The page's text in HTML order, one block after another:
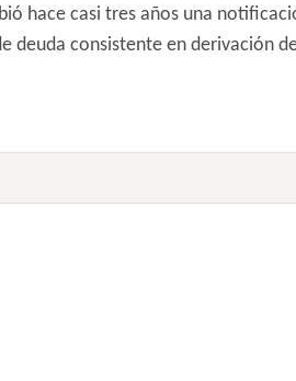
hace casi tres años una
consistente en derivación